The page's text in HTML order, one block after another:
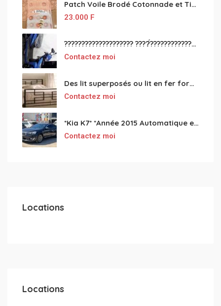
Patch Voile Brodé Cotonnade et Tinu Minu de l’Inde ???????? ????
23.000 F
???????????????????? ????́???????????????????????????????????????? à vendre
Contactez moi
Des lit superposés ou lit en fer forgé grande classes disponible
Contactez moi
*Kia K7* *Année 2015 Automatique essence ⛽️ 4 cylindres 2.0
Contactez moi
Locations
Locations